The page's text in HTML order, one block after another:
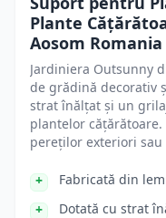
Plante
Aosom Romania
Jardiniera Outsunny
de grădină decorativ
strat înălțat și un
plantelor
pereților exteriori
Fabricată din
Dotată cu strat